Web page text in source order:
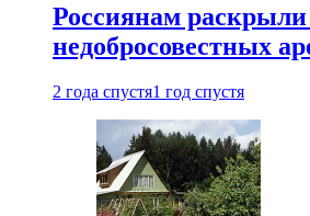
Россиянам
недобросовестных
2 года спустя1 год спустя